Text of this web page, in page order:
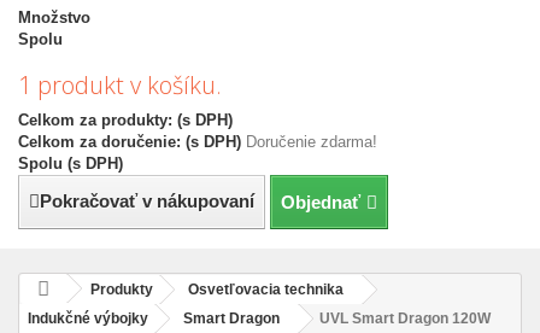
Množstvo
Spolu
1 produkt v košíku.
Celkom za produkty: (s DPH)
Celkom za doručenie: (s DPH) Doručenie zdarma!
Spolu (s DPH)
Pokračovať v nákupovaní Objednať
Produkty
Osvetľovacia technika
Indukčné výbojky
Smart Dragon
UVL Smart Dragon 120W